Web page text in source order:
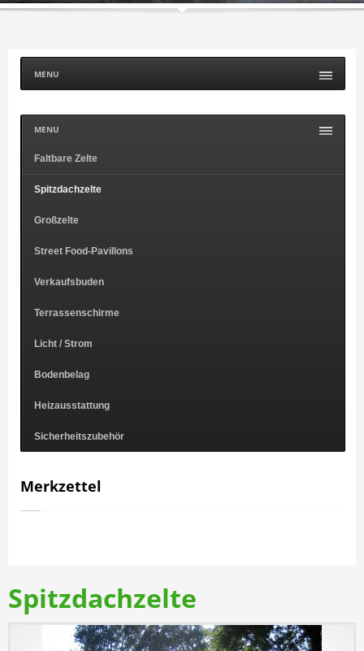
MENU
MENU
Faltbare Zelte
Spitzdachzelte
Großzelte
Street Food-Pavillons
Verkaufsbuden
Terrassenschirme
Licht / Strom
Bodenbelag
Heizausstattung
Sicherheitszubehör
Merkzettel
Spitzdachzelte